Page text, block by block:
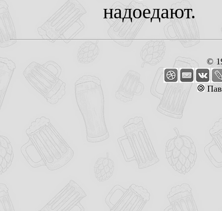
надоедают.
©